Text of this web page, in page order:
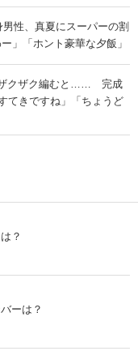
性、真夏にスーパーの割
「ホント豪華な夕飯」
ザクザク編むと…… 完成
てきですね」「ちょうど
？
ーは？